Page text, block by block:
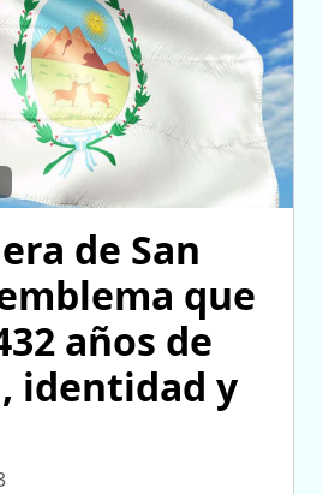
de San
que
años de
identidad y